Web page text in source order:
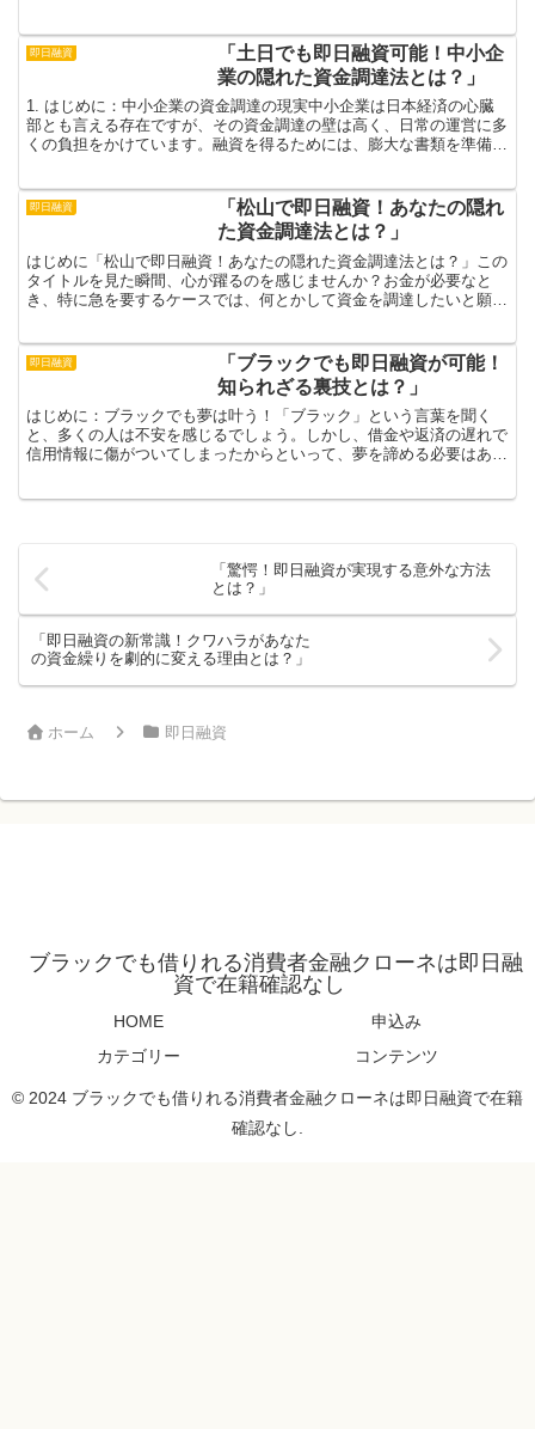
即日融資
「土日でも即日融資可能！中小企
業の隠れた資金調達法とは？」
1. はじめに：中小企業の資金調達の現実中小企業は日本経済の心臓
部とも言える存在ですが、その資金調達の壁は高く、日常の運営に多
くの負担をかけています。融資を得るためには、膨大な書類を準備
即日融資
「松山で即日融資！あなたの隠れ
た資金調達法とは？」
はじめに「松山で即日融資！あなたの隠れた資金調達法とは？」この
タイトルを見た瞬間、心が躍るのを感じませんか？お金が必要なと
き、特に急を要するケースでは、何とかして資金を調達したいと願う
即日融資
「ブラックでも即日融資が可能！
知られざる裏技とは？」
はじめに：ブラックでも夢は叶う！「ブラック」という言葉を聞く
と、多くの人は不安を感じるでしょう。しかし、借金や返済の遅れで
信用情報に傷がついてしまったからといって、夢を諦める必要はあり
「驚愕！即日融資が実現する意外な方法
とは？」
「即日融資の新常識！クワハラがあなた
の資金繰りを劇的に変える理由とは？」
ホーム 即日融資
ブラックでも借りれる消費者金融クローネは即日融
資で在籍確認なし
HOME
申込み
カテゴリー
コンテンツ
© 2024 ブラックでも借りれる消費者金融クローネは即日融資で在籍
確認なし.